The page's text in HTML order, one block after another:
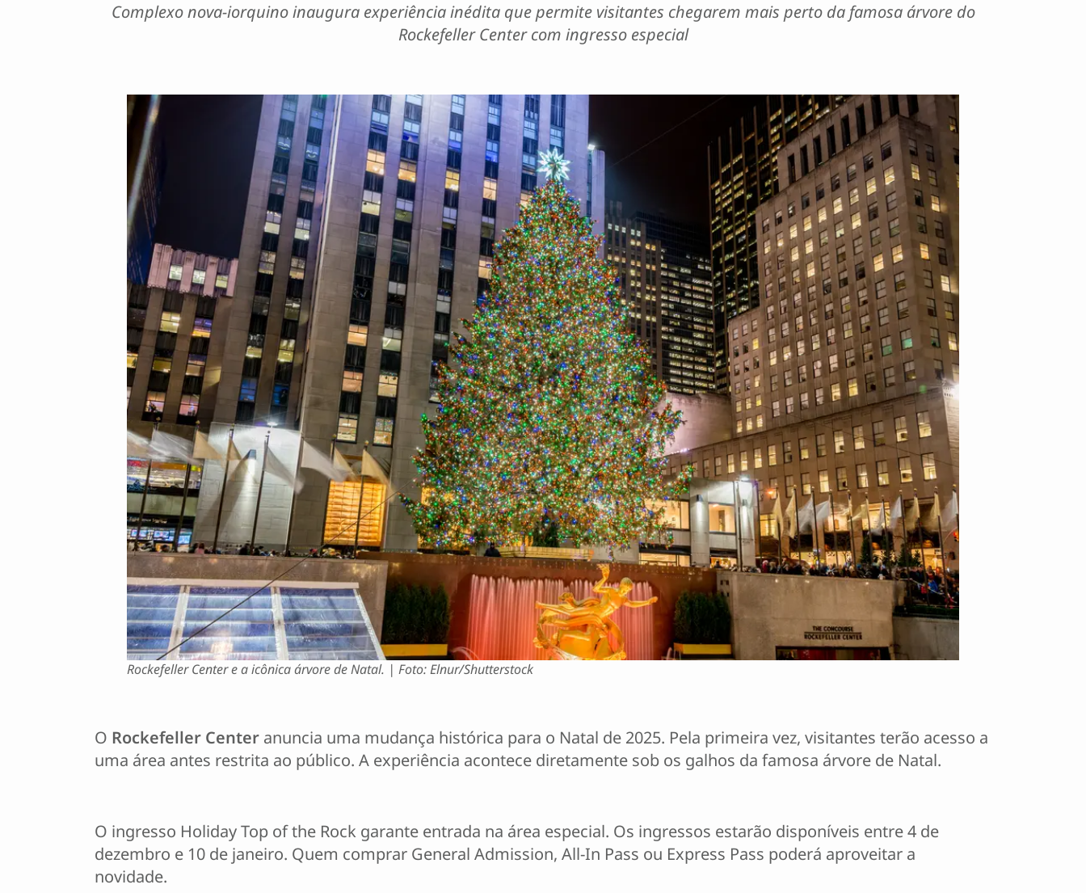
Complexo nova-iorquino inaugura experiência inédita que permite visitantes chegarem mais perto da famosa árvore do
Rockefeller Center com ingresso especial
Rockefeller Center e a icônica árvore de Natal. | Foto: Elnur/Shutterstock
O Rockefeller Center anuncia uma mudança histórica para o Natal de 2025. Pela primeira vez, visitantes terão acesso a
uma área antes restrita ao público. A experiência acontece diretamente sob os galhos da famosa árvore de Natal.
O ingresso Holiday Top of the Rock garante entrada na área especial. Os ingressos estarão disponíveis entre 4 de
dezembro e 10 de janeiro. Quem comprar General Admission, All-In Pass ou Express Pass poderá aproveitar a
novidade.